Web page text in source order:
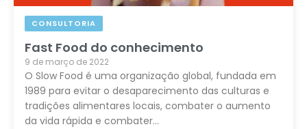
CONSULTORIA
Fast Food do conhecimento
9 de março de 2022
O Slow Food é uma organização global, fundada em
1989 para evitar o desaparecimento das culturas e
tradições alimentares locais, combater o aumento
da vida rápida e combater…